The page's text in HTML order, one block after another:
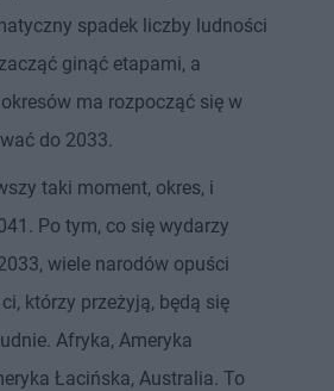
spadek liczby ludności
ginąć etapami, a
ma rozpocząć się w
do 2033.
taki moment, okres, i
Po tym, co się wydarzy
wiele narodów opuści
którzy przeżyją, będą się
Afryka, Ameryka
Łacińska, Australia. To